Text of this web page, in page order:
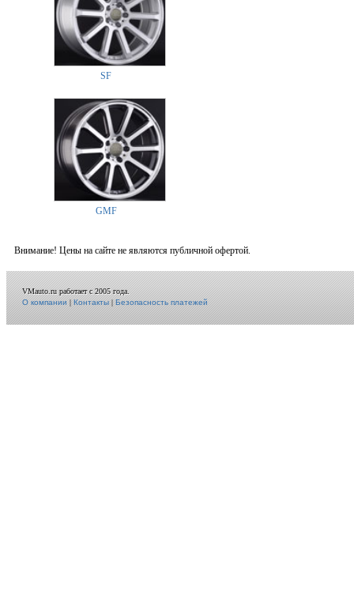
SF
GMF
Внимание! Цены на сайте не являются публичной офертой.
VMauto.ru работает с 2005 года.
О компании|Контакты|Безопасность платежей